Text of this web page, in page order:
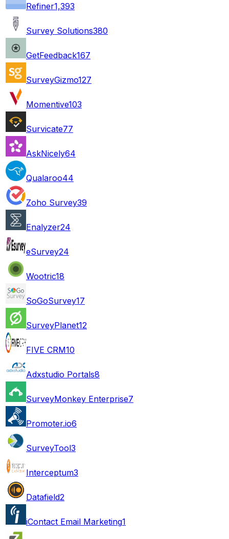
Refiner1,393
Survey Solutions380
GetFeedback167
SurveyGizmo127
Momentive103
Survicate77
AskNicely64
Qualaroo44
Zoho Survey39
Enalyzer24
eSurvey24
Wootric18
SoGoSurvey17
SurveyPlanet12
FIVE CRM10
Adxstudio Portals8
SurveyMonkey Enterprise7
Promoter.io6
SurveyTool3
Interceptum3
Datafield2
iContact Email Marketing1